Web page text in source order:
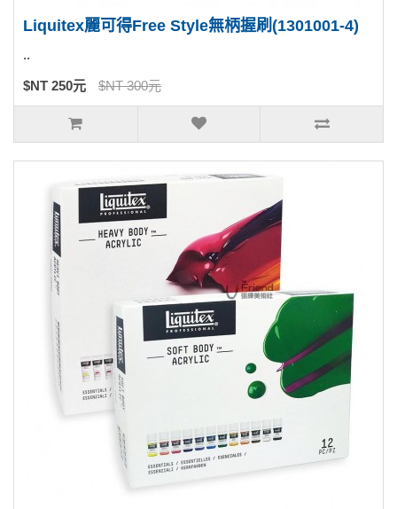
Liquitex麗可得Free Style無柄握刷(1301001-4)
..
$NT 250元 $NT 300元